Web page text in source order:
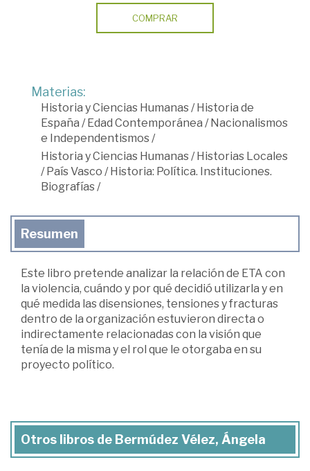
COMPRAR
Materias:
Historia y Ciencias Humanas/Historia de
España /Edad Contemporánea /Nacionalismos
e Independentismos/
Historia y Ciencias Humanas/Historias Locales
/País Vasco /Historia: Política. Instituciones.
Biografías/
Resumen
Este libro pretende analizar la relación de ETA con
la violencia, cuándo y por qué decidió utilizarla y en
qué medida las disensiones, tensiones y fracturas
dentro de la organización estuvieron directa o
indirectamente relacionadas con la visión que
tenía de la misma y el rol que le otorgaba en su
proyecto político.
Otros libros de Bermúdez Vélez, Ángela